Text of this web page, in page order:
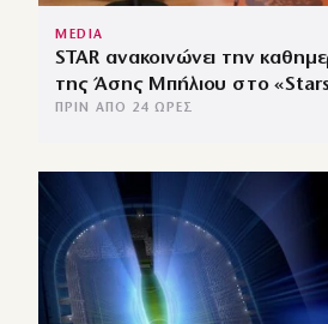
MEDIA
STAR ανακοινώνει την
της Άσης Μπήλιου στο
ΠΡΙΝ ΑΠΌ 24 ΏΡΕΣ